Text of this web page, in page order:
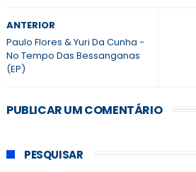
ANTERIOR
Paulo Flores & Yuri Da Cunha -
No Tempo Das Bessanganas
(EP)
PUBLICAR UM COMENTÁRIO
PESQUISAR